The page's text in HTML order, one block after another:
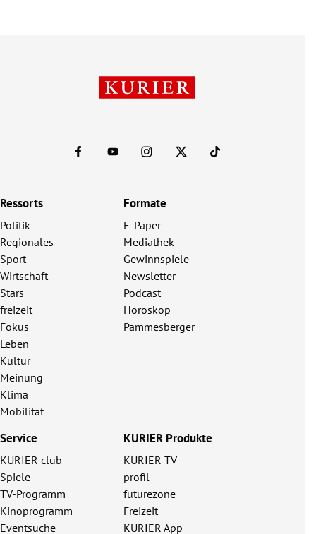
Ressorts
Politik
Regionales
Sport
Wirtschaft
Stars
freizeit
Fokus
Leben
Kultur
Meinung
Klima
Mobilität
Formate
E-Paper
Mediathek
Gewinnspiele
Newsletter
Podcast
Horoskop
Pammesberger
Service
KURIER club
Spiele
TV-Programm
Kinoprogramm
Eventsuche
KURIER Produkte
KURIER TV
profil
futurezone
Freizeit
KURIER App